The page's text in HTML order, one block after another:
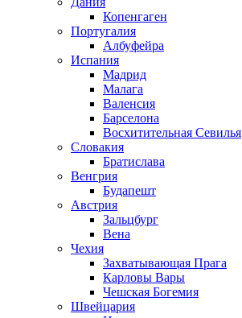
Копенгаген
Португалия
Албуфейра
Испания
Мадрид
Малага
Валенсия
Барселона
Восхитительная Севилья
Словакия
Братислава
Венгрия
Будапешт
Австрия
Зальцбург
Вена
Чехия
Захватывающая Прага
Карловы Вары
Чешская Богемия
Швейцария